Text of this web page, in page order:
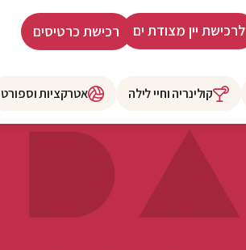
לרכישת יין מצודת ים רכישת כרטיסים
קולינריה וחיי לילה אטרקציות וספורט